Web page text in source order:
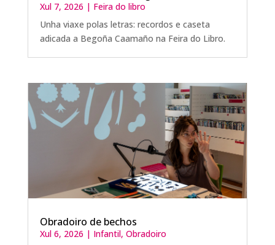
Xul 7, 2026 | Feira do libro
Unha viaxe polas letras: recordos e caseta
adicada a Begoña Caamaño na Feira do Libro.
Obradoiro de bechos
Xul 6, 2026 | Infantil, Obradoiro